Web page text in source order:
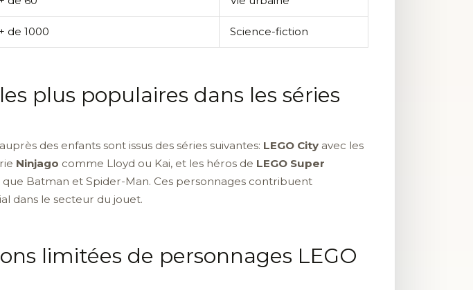
+ de 1000 Science-fiction
plus populaires dans les séries
des enfants sont issus des séries suivantes: LEGO City avec les
Ninjago comme Lloyd ou Kai, et les héros de LEGO Super
Batman et Spider-Man. Ces personnages contribuent
dans le secteur du jouet.
limitées de personnages LEGO